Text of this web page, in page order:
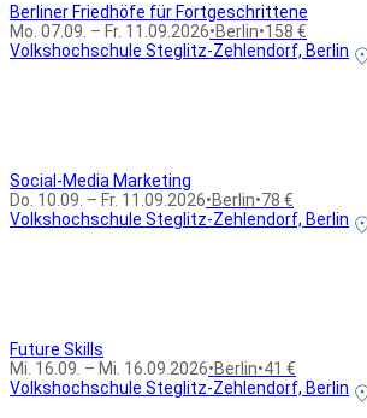
Berliner Friedhöfe für Fortgeschrittene
Mo. 07.09. – Fr. 11.09.2026•Berlin•158 €
Volkshochschule Steglitz-Zehlendorf, Berlin
Social-Media Marketing
Do. 10.09. – Fr. 11.09.2026•Berlin•78 €
Volkshochschule Steglitz-Zehlendorf, Berlin
Future Skills
Mi. 16.09. – Mi. 16.09.2026•Berlin•41 €
Volkshochschule Steglitz-Zehlendorf, Berlin